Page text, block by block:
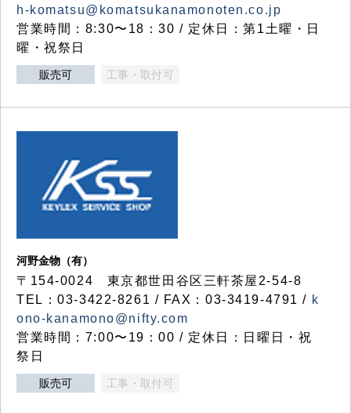
h-komatsu@komatsukanamonoten.co.jp
営業時間：8:30〜18：30 / 定休日：第1土曜・日
曜・祝祭日
販売可 工事・取付可
河野金物（有）
〒154-0024 東京都世田谷区三軒茶屋2-54-8
TEL：03-3422-8261 / FAX：03-3419-4791 / k
ono-kanamono@nifty.com
営業時間：7:00〜19：00 / 定休日：日曜日・祝
祭日
販売可 工事・取付可